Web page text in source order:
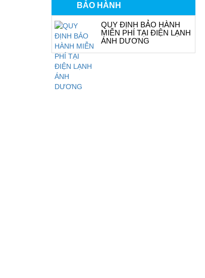
BẢO HÀNH
QUY ĐỊNH BẢO HÀNH
MIỄN PHÍ TẠI ĐIỆN LẠNH
ÁNH DƯƠNG